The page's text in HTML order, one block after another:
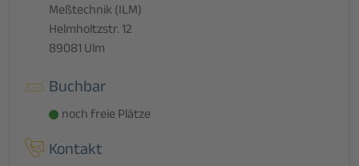
Meßtechnik (ILM)
Helmholtzstr. 12
89081 Ulm
Buchbar
noch freie Plätze
Kontakt